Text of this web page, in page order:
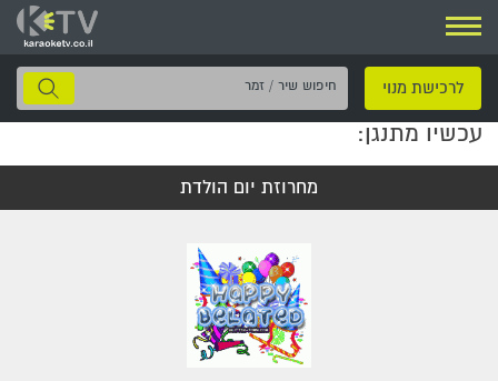
ניווט
לרכישת מנוי
חיפוש
שיר
עכשיו מתנגן:
מחרוזת יום הולדת